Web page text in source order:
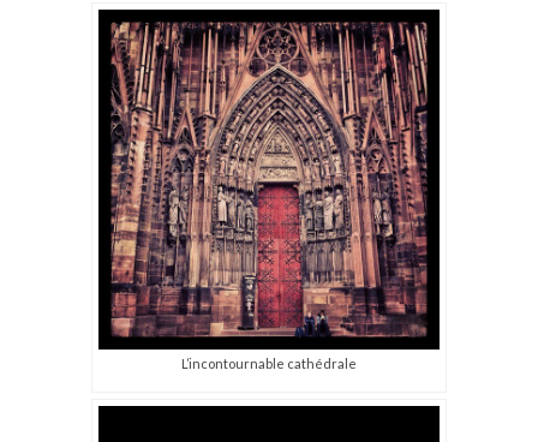
L’incontournable cathédrale